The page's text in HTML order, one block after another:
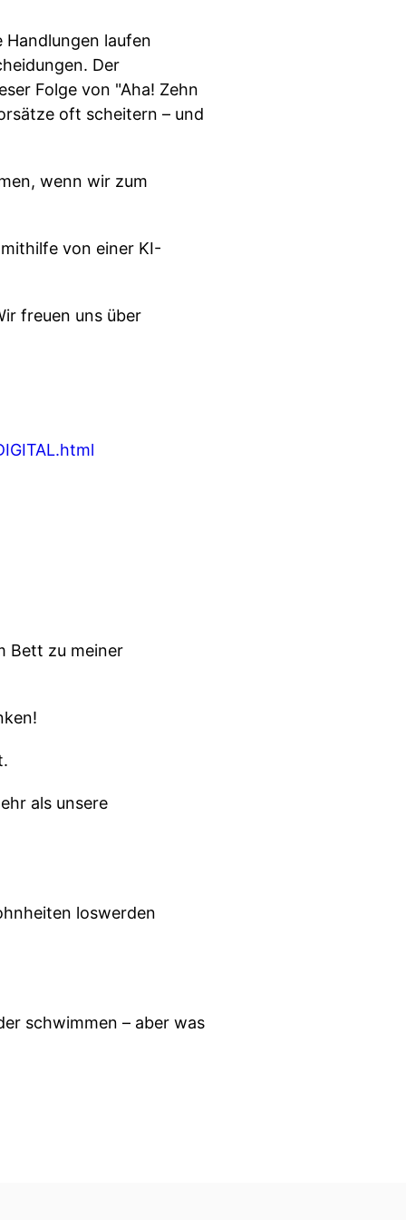
Handlungen laufen
Der
Folge von "Aha! Zehn
oft scheitern – und
wenn wir zum
von einer KI-
freuen uns über
Bett zu meiner
als unsere
loswerden
schwimmen – aber was